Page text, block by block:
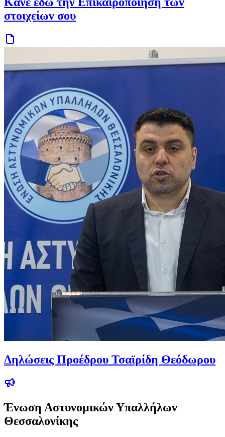
στοιχείων σου
Δηλώσεις Προέδρου Τσαϊρίδη Θεόδωρου
Ένωση Αστυνομικών Υπαλλήλων
Θεσσαλονίκης